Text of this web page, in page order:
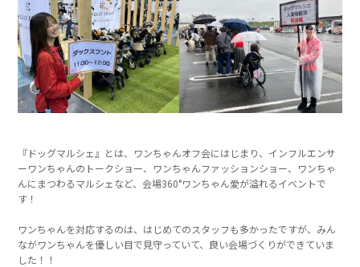
『ドッグマルシェ』とは、ワンちゃんオフ会にはじまり、インフルエンサ
ーワンちゃんのトークショー、ワンちゃんファッションショー、ワンちゃ
んにまつわるマルシェなど、会場360°ワンちゃん愛が溢れるイベントで
す！
ワンちゃんを対応するのは、はじめてのスタッフも多かったですが、みん
ながワンちゃんを優しい目で見守っていて、良い会場づくりができていま
した！！